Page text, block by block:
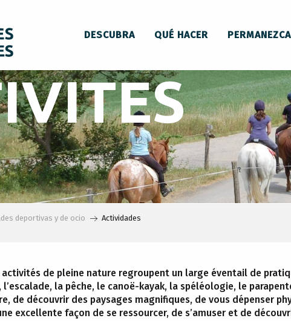
DESCUBRA QUÉ HACER
deportivas y de ocio Actividades
activités de pleine nature regroupent un large éventail de
l’escalade, la pêche, le canoë-kayak, la spéléologie, le
de découvrir des paysages magnifiques, de vous dépenser
excellente façon de se ressourcer, de s’amuser et de